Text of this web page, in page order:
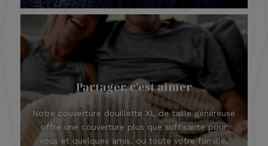
Partager, c’est aimer
Notre couverture douillette XL de taille généreuse
offre une couverture plus que suffisante pour
vous et quelques amis, ou toute votre famille,